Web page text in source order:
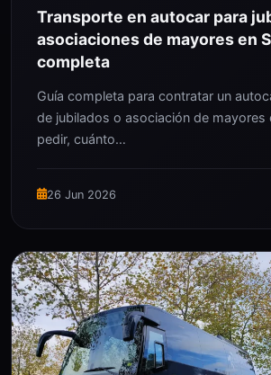
Transporte en autocar para
asociaciones de mayores en
completa
Guía completa para contratar un
de jubilados o asociación de mayores
pedir, cuánto…
26 Jun 2026